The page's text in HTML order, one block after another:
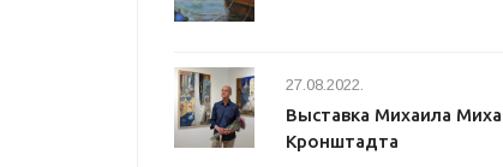
27.08.2022.
Выставка Михаила
Кронштадта